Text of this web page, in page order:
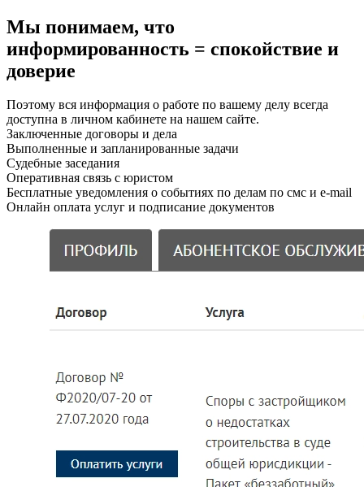
Мы понимаем, что
информированность = спокойствие и
доверие
Поэтому вся информация о работе по вашему делу всегда
доступна в личном кабинете на нашем сайте.
Заключенные договоры и дела
Выполненные и запланированные задачи
Судебные заседания
Оперативная связь с юристом
Бесплатные уведомления о событиях по делам по смс и e-mail
Онлайн оплата услуг и подписание документов